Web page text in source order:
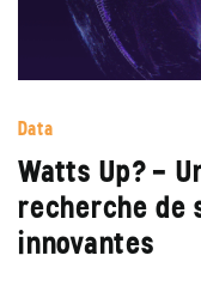
Data
Watts Up? –
recherche de
innovantes